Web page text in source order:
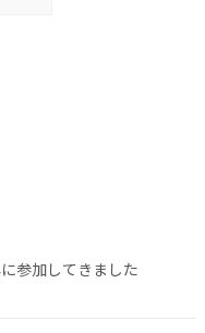
参加してきました